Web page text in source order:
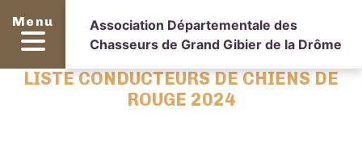
Menu
Association Départementale des
Chasseurs de Grand Gibier de la Drôme
LISTE CONDUCTEURS DE CHIENS DE
ROUGE 2024